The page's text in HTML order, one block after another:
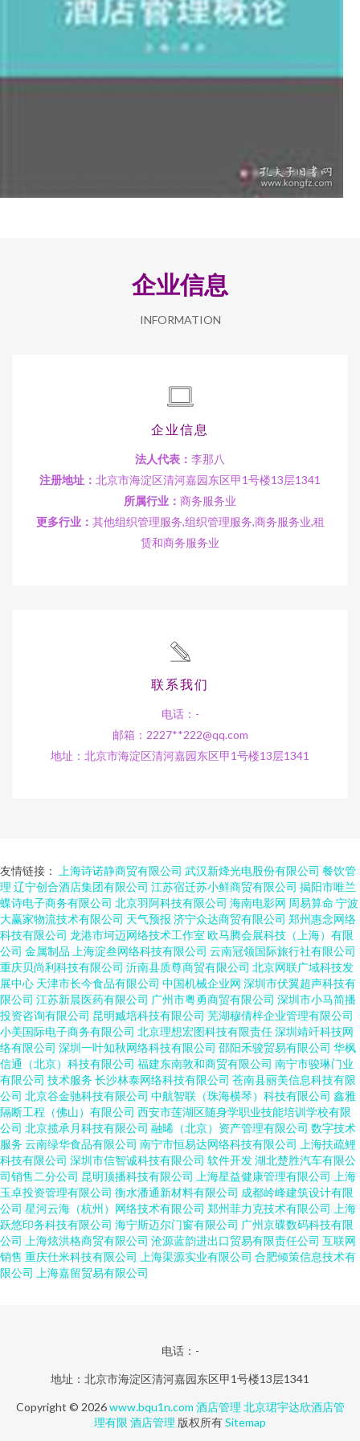
企业信息
INFORMATION
企业信息
法人代表： 李那八
注册地址： 北京市海淀区清河嘉园东区甲1号楼13层1341
所属行业： 商务服务业
更多行业： 其他组织管理服务,组织管理服务,商务服务业,租
赁和商务服务业
联系我们
电话：-
邮箱：2227**222@qq.com
地址：北京市海淀区清河嘉园东区甲1号楼13层1341
友情链接： 上海诗诺静商贸有限公司 武汉新烽光电股份有限公司 餐饮管
理 辽宁创合酒店集团有限公司 江苏宿迁苏小鲜商贸有限公司 揭阳市唯兰
蝶诗电子商务有限公司 北京羽阿科技有限公司 海南电影网 周易算命宁波
大赢家物流技术有限公司 天气预报 济宁众达商贸有限公司 郑州惠念网络
科技有限公司 龙港市坷迈网络技术工作室 欧马腾会展科技（上海）有限
公司 金属制品 上海淀叁网络科技有限公司 云南冠领国际旅行社有限公司
重庆贝尚利科技有限公司 沂南县质尊商贸有限公司 北京网联广域科技发
展中心 天津市长今食品有限公司 中国机械企业网 深圳市伏翼超声科技有
限公司 江苏新晨医药有限公司 广州市粤勇商贸有限公司 深圳市小马简播
投资咨询有限公司 昆明臧培科技有限公司 芜湖穆倩梓企业管理有限公司
小美国际电子商务有限公司 北京理想宏图科技有限责任深圳靖竏科技网
络有限公司 深圳一叶知秋网络科技有限公司 邵阳禾骏贸易有限公司 华枫
信通（北京）科技有限公司 福建东南敦和商贸有限公司 南宁市骏琳门业
有限公司 技术服务 长沙林泰网络科技有限公司 苍南县丽美信息科技有限
公司 北京谷金驰科技有限公司 中航智联（珠海横琴）科技有限公司 鑫雅
隔断工程（佛山）有限公司 西安市莲湖区随身学职业技能培训学校有限
公司 北京揽承月科技有限公司 融晞（北京）资产管理有限公司 数字技术
服务 云南绿华食品有限公司 南宁市恒易达网络科技有限公司
上海扶疏鲤
科技有限公司 深圳市信智诚科技有限公司 软件开发湖北楚胜汽车有限公
司销售二分公司 昆明顶播科技有限公司 上海星益健康管理有限公司
上海
玉卓投资管理有限公司 衡水潘通新材料有限公司 成都岭峰建筑设计有限
公司 星河云海（杭州）网络技术有限公司 郑州菲力克技术有限公司
上海
跃悠印务科技有限公司 海宁斯迈尔门窗有限公司 广州京碟数码科技有限
公司
上海炫洪格商贸有限公司 沧源蓝韵进出口贸易有限责任公司 互联网
销售 重庆仕米科技有限公司 上海渠源实业有限公司 合肥倾策信息技术有
限公司
上海嘉留贸易有限公司
电话：-
地址：北京市海淀区清河嘉园东区甲1号楼13层1341
Copyright © 2026www.bqu1n.com 酒店管理 北京珺宇达欣酒店管
理有限 酒店管理 版权所有Sitemap